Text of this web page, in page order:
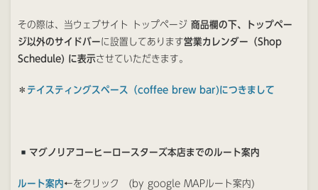
その際は、当ウェブサイト トップページ商品欄の下、トップペー
ジ以外のサイドバーに設置してあります営業カレンダー（Shop
Schedule) に表示させていただきます。
＊ テイスティングスペース（coffee brew bar)につきまして
マグノリアコーヒーロースターズ本店までのルート案内
ルート案内←をクリック (by google MAPルート案内)